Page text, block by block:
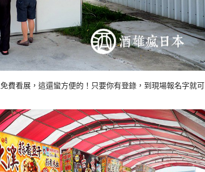
費看展，這還蠻方便的！只要你有登錄，到現場報名字就可